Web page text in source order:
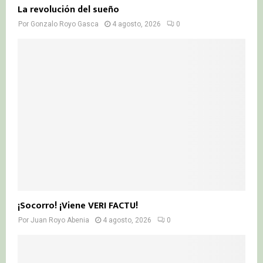
La revolución del sueño
Por Gonzalo Royo Gasca 4 agosto, 2026 0
¡Socorro! ¡Viene VERI FACTU!
Por Juan Royo Abenia 4 agosto, 2026 0